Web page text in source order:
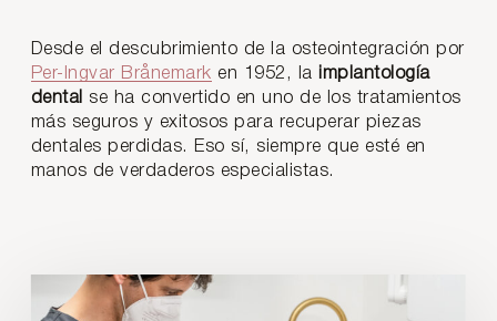
Desde el descubrimiento de la osteointegración por
Per-Ingvar Brånemark en 1952, la implantología
dental se ha convertido en uno de los tratamientos
más seguros y exitosos para recuperar piezas
dentales perdidas. Eso sí, siempre que esté en
manos de verdaderos especialistas.